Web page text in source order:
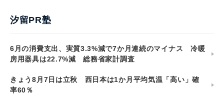
汐留PR塾
6月の消費支出、実質3.3%減で7か月連続のマイナス 冷暖
房用器具は22.7%減 総務省家計調査
きょう8月7日は立秋 西日本は1か月平均気温「高い」確
率60％